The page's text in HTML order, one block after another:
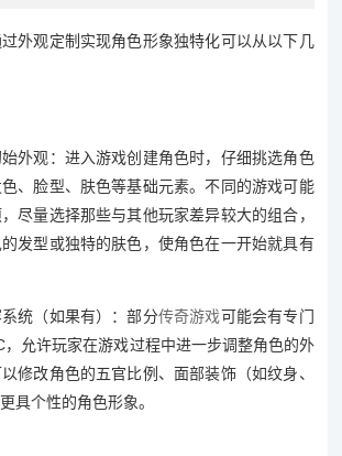
外观定制实现角色形象独特化可以从以下几
外观：进入游戏创建角色时，仔细挑选角色
、脸型、肤色等基础元素。不同的游戏可能
尽量选择那些与其他玩家差异较大的组合，
发型或独特的肤色，使角色在一开始就具有
统（如果有）：部分传奇游戏可能会有专门
，允许玩家在游戏过程中进一步调整角色的外
修改角色的五官比例、面部装饰（如纹身、
具个性的角色形象。